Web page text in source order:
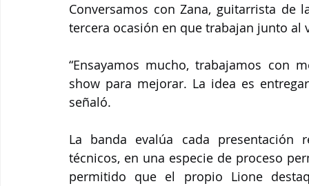
Conversamos con Zana, guitarrista de
tercera ocasión en que trabajan junto al
“Ensayamos mucho, trabajamos con
show para mejorar. La idea es
señaló.
La banda evalúa cada presentación
técnicos, en una especie de proceso
permitido que el propio Lione